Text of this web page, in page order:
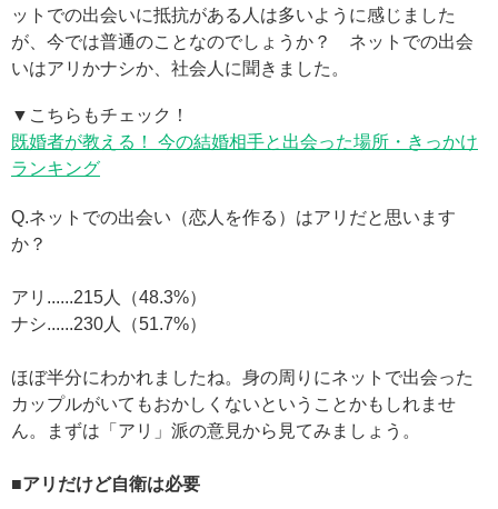
ットでの出会いに抵抗がある人は多いように感じました
が、今では普通のことなのでしょうか？ ネットでの出会
いはアリかナシか、社会人に聞きました。
▼こちらもチェック！
既婚者が教える！ 今の結婚相手と出会った場所・きっかけ
ランキング
Q.ネットでの出会い（恋人を作る）はアリだと思います
か？
アリ......215人（48.3%）
ナシ......230人（51.7%）
ほぼ半分にわかれましたね。身の周りにネットで出会った
カップルがいてもおかしくないということかもしれませ
ん。まずは「アリ」派の意見から見てみましょう。
■アリだけど自衛は必要